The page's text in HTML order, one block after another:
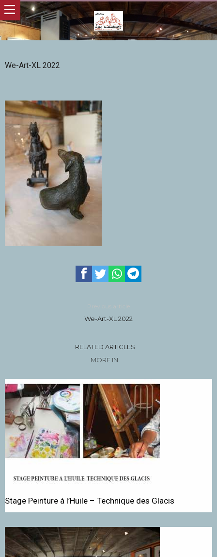
We-Art-XL 2022
Previous article
We-Art-XL 2022
RELATED ARTICLES
MORE IN
Stage Peinture à l’Huile – Technique des Glacis